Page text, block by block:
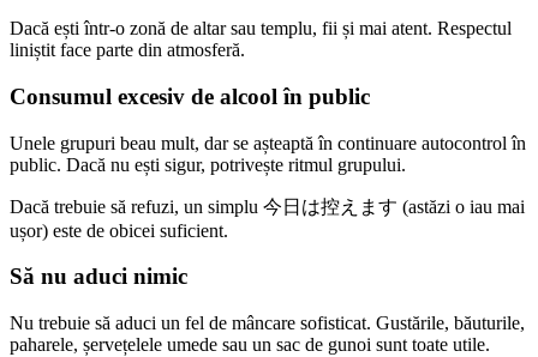
Dacă ești într-o zonă de altar sau templu, fii și mai atent. Respectul
liniștit face parte din atmosferă.
Consumul excesiv de alcool în public
Unele grupuri beau mult, dar se așteaptă în continuare autocontrol în
public. Dacă nu ești sigur, potrivește ritmul grupului.
Dacă trebuie să refuzi, un simplu 今日は控えます (astăzi o iau mai
ușor) este de obicei suficient.
Să nu aduci nimic
Nu trebuie să aduci un fel de mâncare sofisticat. Gustările, băuturile,
paharele, șervețelele umede sau un sac de gunoi sunt toate utile.